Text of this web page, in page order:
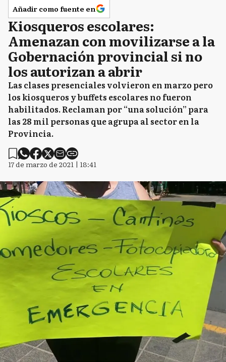
Añadir como fuente en
Kiosqueros escolares:
Amenazan con movilizarse a la
Gobernación provincial si no
los autorizan a abrir
Las clases presenciales volvieron en marzo pero
los kiosqueros y buffets escolares no fueron
habilitados. Reclaman por “una solución” para
las 28 mil personas que agrupa al sector en la
Provincia.
17 de marzo de 2021 | 18:41